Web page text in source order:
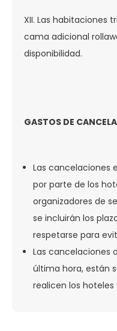
XII. Las habitaciones
cama adicional
disponibilidad.
GASTOS DE
Las cancelaciones
por parte de los
organizadores de
se incluirán los
respetarse para
Las cancelaciones
última hora, están
realicen los hoteles